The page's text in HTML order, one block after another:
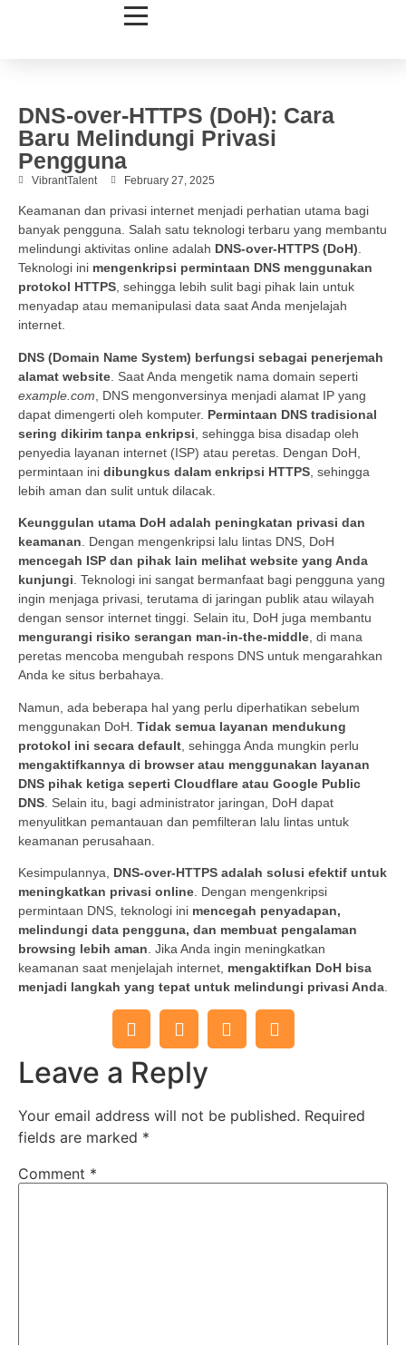
DNS-over-HTTPS (DoH): Cara
Baru Melindungi Privasi
Pengguna
VibrantTalent February 27, 2025
Keamanan dan privasi internet menjadi perhatian utama bagi
banyak pengguna. Salah satu teknologi terbaru yang membantu
melindungi aktivitas online adalah DNS-over-HTTPS (DoH).
Teknologi ini mengenkripsi permintaan DNS menggunakan
protokol HTTPS, sehingga lebih sulit bagi pihak lain untuk
menyadap atau memanipulasi data saat Anda menjelajah
internet.
DNS (Domain Name System) berfungsi sebagai penerjemah
alamat website . Saat Anda mengetik nama domain seperti
example.com , DNS mengonversinya menjadi alamat IP yang
dapat dimengerti oleh komputer. Permintaan DNS tradisional
sering dikirim tanpa enkripsi , sehingga bisa disadap oleh
penyedia layanan internet (ISP) atau peretas. Dengan DoH,
permintaan ini dibungkus dalam enkripsi HTTPS , sehingga
lebih aman dan sulit untuk dilacak.
Keunggulan utama DoH adalah peningkatan privasi dan
keamanan . Dengan mengenkripsi lalu lintas DNS, DoH
mencegah ISP dan pihak lain melihat website yang Anda
kunjungi . Teknologi ini sangat bermanfaat bagi pengguna yang
ingin menjaga privasi, terutama di jaringan publik atau wilayah
dengan sensor internet tinggi. Selain itu, DoH juga membantu
mengurangi risiko serangan man-in-the-middle , di mana
peretas mencoba mengubah respons DNS untuk mengarahkan
Anda ke situs berbahaya.
Namun, ada beberapa hal yang perlu diperhatikan sebelum
menggunakan DoH. Tidak semua layanan mendukung
protokol ini secara default , sehingga Anda mungkin perlu
mengaktifkannya di browser atau menggunakan layanan
DNS pihak ketiga seperti Cloudflare atau Google Public
DNS . Selain itu, bagi administrator jaringan, DoH dapat
menyulitkan pemantauan dan pemfilteran lalu lintas untuk
keamanan perusahaan.
Kesimpulannya, DNS-over-HTTPS adalah solusi efektif untuk
meningkatkan privasi online . Dengan mengenkripsi
permintaan DNS, teknologi ini mencegah penyadapan,
melindungi data pengguna, dan membuat pengalaman
browsing lebih aman . Jika Anda ingin meningkatkan
keamanan saat menjelajah internet, mengaktifkan DoH bisa
menjadi langkah yang tepat untuk melindungi privasi Anda
Leave a Reply
Your email address will not be published. Required
fields are marked *
Comment *